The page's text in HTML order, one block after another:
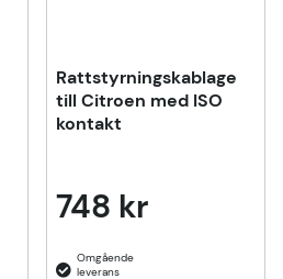
Rattstyrningskablage
till Citroen med ISO
kontakt
748 kr